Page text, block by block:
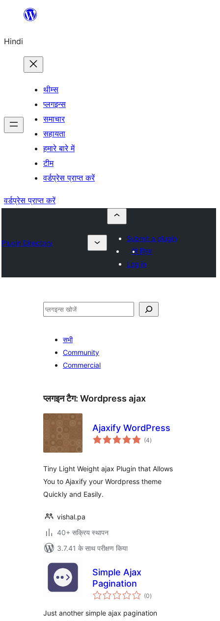
सामग्री
जाएं
Hindi
थीम्स
प्लगइन्स
समाचार
सहायता
हमारे बारे में
टीम
वर्डप्रेस प्राप्त करें
वर्डप्रेस प्राप्त करें
Plugin Directory
Submit a plugin
मेरे प्रिय
Log in
खोजें
सभी
Community
Commercial
प्लगइन टैग: Wordpress ajax
Ajaxify WordPress
(4कुल
दर)
Tiny Light Weight ajax Plugin that Allows
You to Ajaxify your Wordpress theme
Quickly and Easily.
vishal.pa
40+ सक्रिय स्थापन
3.7.41 के साथ परीक्षण किया
Simple Ajax
Pagination
(0कुल
दर)
Just another simple ajax pagination